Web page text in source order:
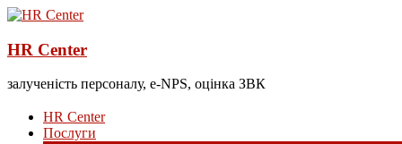
HR Center
залученість персоналу, e-NPS, оцінка ЗВК
HR Center
Послуги